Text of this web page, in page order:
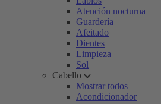
Atención nocturna
Guardería
Afeitado
Dientes
Limpieza
Sol
Cabello
Mostrar todos
Acondicionador